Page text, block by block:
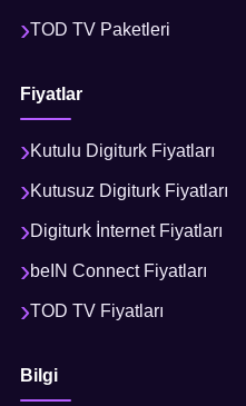
TOD TV Paketleri
Fiyatlar
Kutulu Digiturk Fiyatları
Kutusuz Digiturk Fiyatları
Digiturk İnternet Fiyatları
beIN Connect Fiyatları
TOD TV Fiyatları
Bilgi